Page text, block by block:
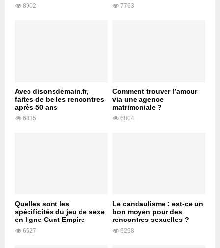
8902 7763
Avec disonsdemain.fr,
faites de belles rencontres
après 50 ans
6835
Comment trouver l’amour
via une agence
matrimoniale ?
6804
Quelles sont les
spécificités du jeu de sexe
en ligne Cunt Empire
6527
Le candaulisme : est-ce un
bon moyen pour des
rencontres sexuelles ?
6298